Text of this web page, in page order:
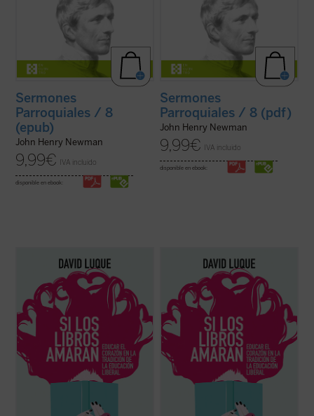
Sermones
Parroquiales / 8
(epub)
John Henry Newman
9,99€ IVA incluido
disponible en ebook:
Sermones
Parroquiales / 8 (pdf)
John Henry Newman
9,99€ IVA incluido
disponible en ebook:
David Luque investiga la teoría de la
«educación liberal» a fin de hablar sobre el
amor: el amor a los libros, el amor a las
criaturas y el amor divino. Un conjunto de
ensayos que pueden ser leídos
separadamente o en conjunto por
cualquiera ...
(ver ficha)
David Luque investiga la teoría de la
«educación liberal» a fin de hablar sobre el
amor: el amor a los libros, el amor a las
criaturas y el amor divino. Un conjunto de
ensayos que pueden ser leídos
separadamente o en conjunto por
cualquiera ...
(ver ficha)